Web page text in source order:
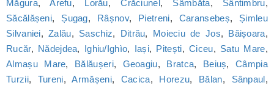
Măgura,Arefu, Lorău,Crăciunel, Sâmbăta, Sântimbru,
Săcălășeni, Șugag, Râșnov, Pietreni, Caransebeș, Șimleu
Silvaniei,Zalău, Saschiz, Ditrău, Moieciu de Jos, Băișoara,
Rucăr, Nădejdea, Ighiu/Ighìo, Iași, Pitești,Ciceu, Satu Mare,
Almașu Mare, Bălăușeri, Geoagiu, Bratca, Beiuș,Câmpia
Turzii, Tureni,Armășeni, Cacica, Horezu, Bălan, Sânpaul,